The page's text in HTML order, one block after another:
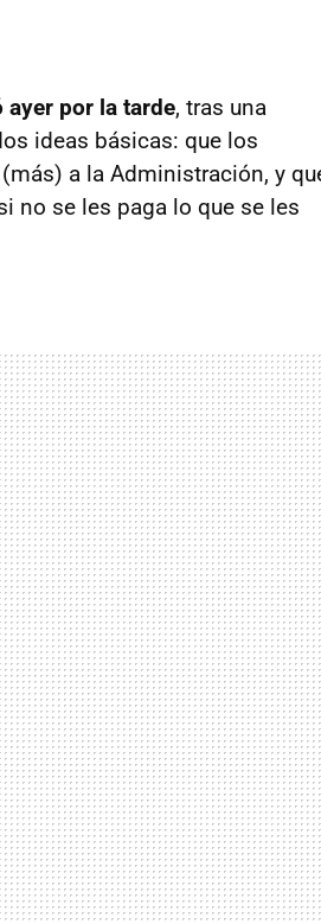
ayer por la tarde, tras una
ideas básicas: que los
a la Administración, y
no se les paga lo que se les